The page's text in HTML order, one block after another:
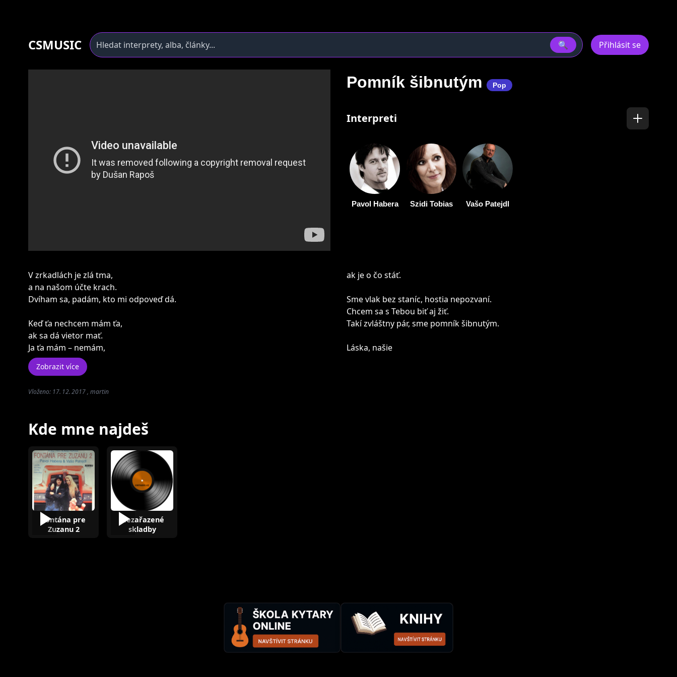
CSMUSIC 🔍 Přihlásit se
Pomník šibnutým Pop
Interpreti
Pavol Habera Szidi Tobias Vašo Patejdl
V zrkadlách je zlá tma,
a na našom účte krach.
Dvíham sa, padám, kto mi odpoveď dá.
Keď ťa nechcem mám ťa,
ak sa dá vietor mať.
Ja ťa mám – nemám,
ak je o čo stáť.
Sme vlak bez staníc, hostia nepozvaní.
Chcem sa s Tebou biť aj žiť.
Takí zvláštny pár, sme pomník šibnutým.
Láska, našie
Zobrazit více
Vloženo: 17. 12. 2017 , martin
Kde mne najdeš
Fontána pre
Zuzanu 2
Nezařazené
skladby